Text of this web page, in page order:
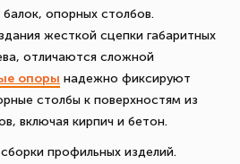
опорных столбов.
жесткой сцепки габаритных
отличаются сложной
опоры надежно фиксируют
столбы к поверхностям из
включая кирпич и бетон.
профильных изделий.